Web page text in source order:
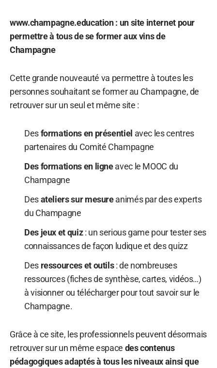
www.champagne.education : un site internet pour
permettre à tous de se former aux vins de
Champagne
Cette grande nouveauté va permettre à toutes les
personnes souhaitant se former au Champagne, de
retrouver sur un seul et même site :
Desformations en présentiel avec les centres
partenaires du Comité Champagne
Des formations en ligneavec le MOOC du
Champagne
Desateliers sur mesureanimés par des experts
du Champagne
Des jeux et quiz: un serious game pour tester ses
connaissances de façon ludique et des quizz
Des ressources et outils: de nombreuses
ressources (fiches de synthèse, cartes, vidéos…)
à visionner ou télécharger pour tout savoir sur le
Champagne.
Grâce à ce site, les professionnels peuvent désormais
retrouver sur un même espace des contenus
pédagogiques adaptés à tous les niveaux ainsi que